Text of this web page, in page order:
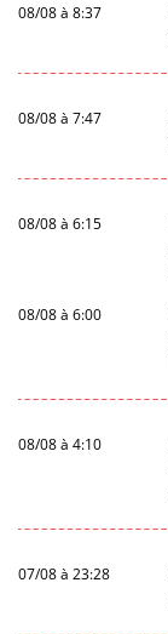
08/08 à 8:37
08/08 à 7:47
08/08 à 6:15
08/08 à 6:00
08/08 à 4:10
07/08 à 23:28